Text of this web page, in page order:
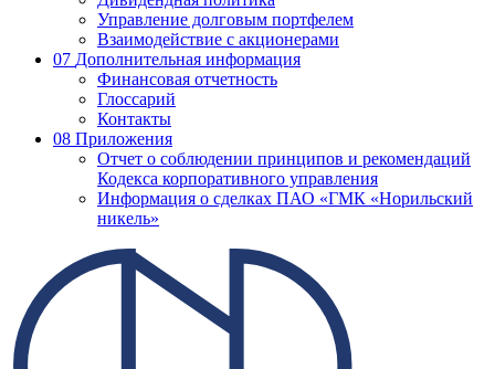
Управление долговым портфелем
Взаимодействие с акционерами
07 Дополнительная информация
Финансовая отчетность
Глоссарий
Контакты
08 Приложения
Отчет о соблюдении принципов и рекомендаций
Кодекса корпоративного управления
Информация о сделках ПАО «ГМК «Норильский
никель»